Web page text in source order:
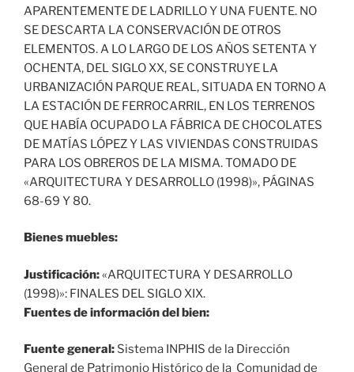
APARENTEMENTE DE LADRILLO Y UNA FUENTE. NO
SE DESCARTA LA CONSERVACIÓN DE OTROS
ELEMENTOS. A LO LARGO DE LOS AÑOS SETENTA Y
OCHENTA, DEL SIGLO XX, SE CONSTRUYE LA
URBANIZACIÓN PARQUE REAL, SITUADA EN TORNO A
LA ESTACIÓN DE FERROCARRIL, EN LOS TERRENOS
QUE HABÍA OCUPADO LA FÁBRICA DE CHOCOLATES
DE MATÍAS LÓPEZ Y LAS VIVIENDAS CONSTRUIDAS
PARA LOS OBREROS DE LA MISMA. TOMADO DE
«ARQUITECTURA Y DESARROLLO (1998)», PÁGINAS
68-69 Y 80.
Bienes muebles:
Justificación:«ARQUITECTURA Y DESARROLLO
(1998)»: FINALES DEL SIGLO XIX.
Fuentes de información del bien:
Fuente general: Sistema INPHIS de la Dirección
General de Patrimonio Histórico de la Comunidad de